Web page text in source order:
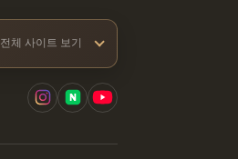
전체 사이트 보기